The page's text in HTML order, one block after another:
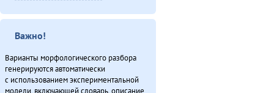
Важно!
Варианты морфологического разбора
генерируются автоматически
с использованием экспериментальной
модели, включающей словарь, описание